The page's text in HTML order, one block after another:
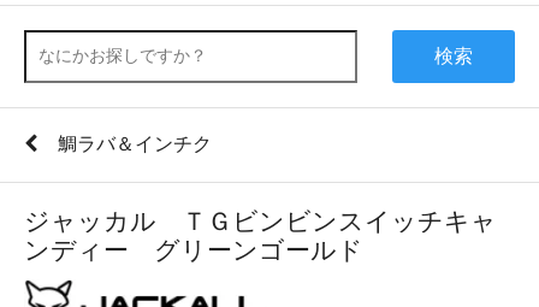
検索
鯛ラバ＆インチク
ジャッカル ＴＧビンビンスイッチキャ
ンディー グリーンゴールド